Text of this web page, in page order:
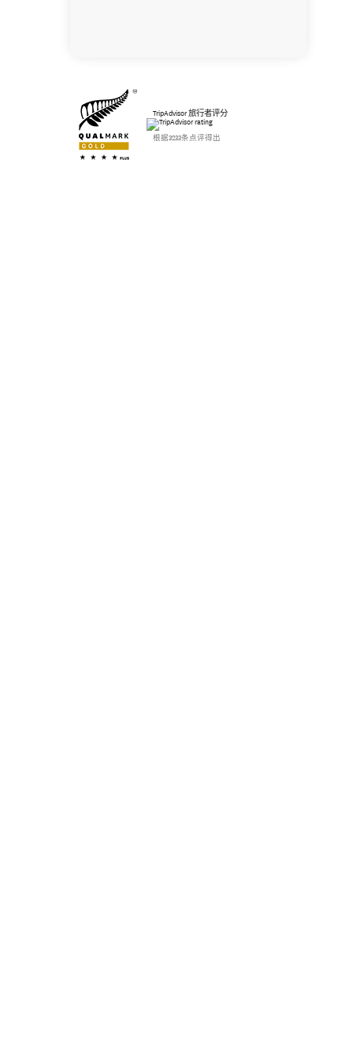
TripAdvisor 旅行者评分
根据3233条点评得出